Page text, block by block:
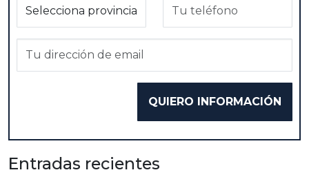
Entradas recientes